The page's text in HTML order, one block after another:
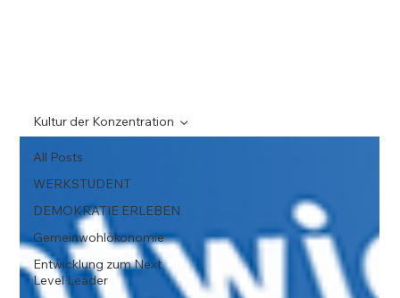
All Posts
WERKSTUDENT
DEMOKRATIE ERLEBEN
Gemeinwohlökonomie
Entwicklung zum Next
Level Leader
Kultur der Konzentration